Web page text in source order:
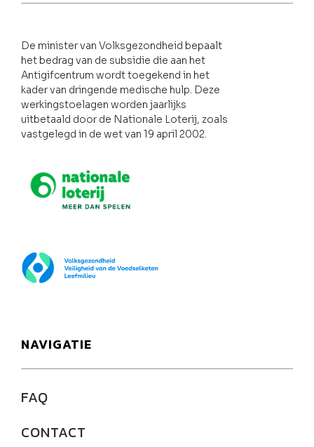
De minister van Volksgezondheid bepaalt
het bedrag van de subsidie die aan het
Antigifcentrum wordt toegekend in het
kader van dringende medische hulp. Deze
werkingstoelagen worden jaarlijks
uitbetaald door de Nationale Loterij, zoals
vastgelegd in de wet van 19 april 2002.
Nationale loterij
NAVIGATIE
FAQ
CONTACT